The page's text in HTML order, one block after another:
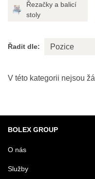
Řezačky a balicí
stoly
Řadit dle:
BOLEX GROUP
O nás
Služby